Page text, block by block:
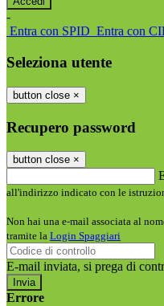
-
Entra con SPID Entra con
Seleziona utente
button close ×
Recupero password
button close ×
all'indirizzo indicato con le
Non hai una e-mail associata al
tramite la Login Spaggiari
E-mail inviata, si prega di
Errore